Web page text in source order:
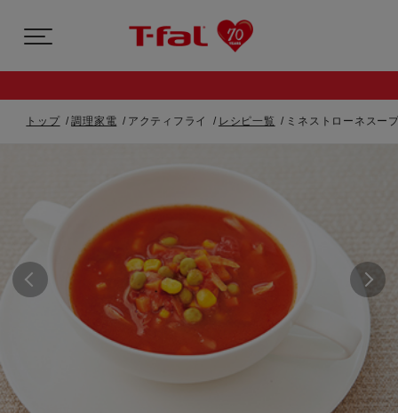
トップ 調理家電 アクティフライ レシピ一覧 ミネストローネスー